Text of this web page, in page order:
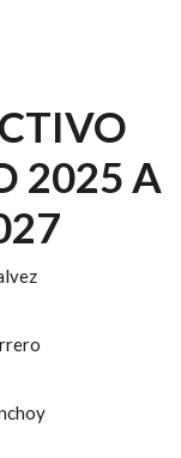
2025 A